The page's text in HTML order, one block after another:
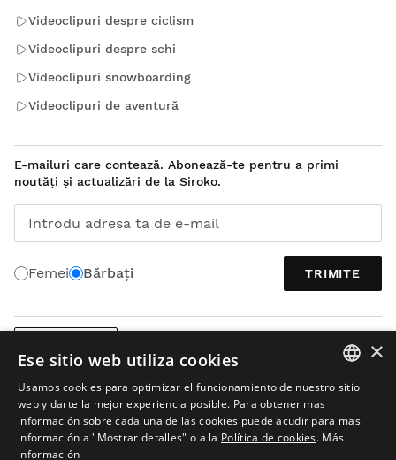
Videoclipuri despre ciclism
Videoclipuri despre schi
Videoclipuri snowboarding
Videoclipuri de aventură
E-mailuri care contează. Abonează-te pentru a primi
noutăți și actualizări de la Siroko.
Introdu adresa ta de e-mail
Femei Bărbați TRIMITE
SPANISH
ENGLISH
×
Ese sitio web utiliza cookies
Usamos cookies para optimizar el funcionamiento de nuestro sitio
web y darte la mejor experiencia posible. Para obtener mas
información sobre cada una de las cookies puede acudir para mas
información a "Mostrar detalles" o a la Política de cookies. Más
información